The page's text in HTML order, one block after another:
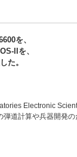
を、
IIを、
た。
Electronic
道計算や兵器開発の